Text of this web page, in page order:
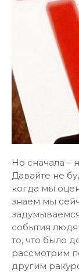
Но сначала –
Давайте не
когда мы
знаем мы
события
то, что было
рассмотрим
другим